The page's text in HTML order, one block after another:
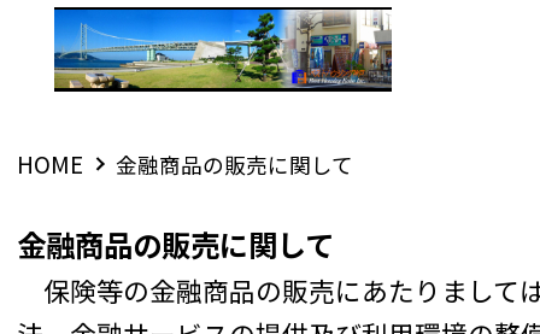
HOME 金融商品の販売に関して
金融商品の販売に関して
保険等の金融商品の販売にあたりまして